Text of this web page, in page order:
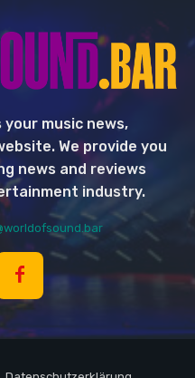
music news,
We provide you
news and reviews
industry.